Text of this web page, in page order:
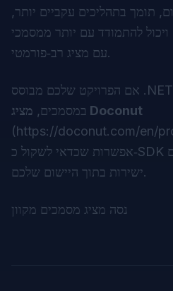
תומך בתהליכים עקביים יותר,
ויכול להתמודד עם יותר ממסמכי PDF כאשר הוא משולב
עם מציג רב‑פורמטי.
אם הפרויקט שלכם מבוסס .NET וזקוק לצפייה משולבת
במסמכים, מציג Doconut
(https://doconut.com/en/
אפשרות שכדאי לשקול כ‑SDK ייעודי להצגת מסמכים
ישירות בתוך היישום שלכם.
נסה מציג מסמכים מקוון